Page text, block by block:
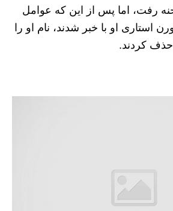
رفت، اما پس از این که عوامل
استاری او با خبر شدند، نام او را
حذف کردند.